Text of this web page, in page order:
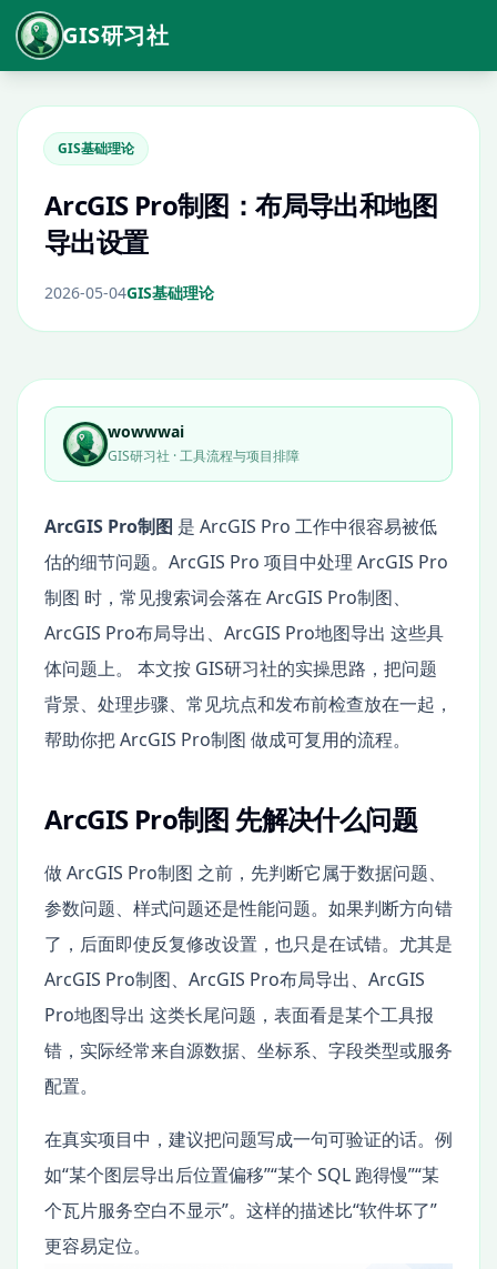
GIS研习社
GIS基础理论
ArcGIS Pro制图：布局导出和地图
导出设置
2026-05-04GIS基础理论
wowwwai
GIS研习社 · 工具流程与项目排障
ArcGIS Pro制图 是 ArcGIS Pro 工作中很容易被低
估的细节问题。ArcGIS Pro 项目中处理 ArcGIS Pro
制图 时，常见搜索词会落在 ArcGIS Pro制图、
ArcGIS Pro布局导出、ArcGIS Pro地图导出 这些具
体问题上。 本文按 GIS研习社的实操思路，把问题
背景、处理步骤、常见坑点和发布前检查放在一起，
帮助你把 ArcGIS Pro制图 做成可复用的流程。
ArcGIS Pro制图 先解决什么问题
做 ArcGIS Pro制图 之前，先判断它属于数据问题、
参数问题、样式问题还是性能问题。如果判断方向错
了，后面即使反复修改设置，也只是在试错。尤其是
ArcGIS Pro制图、ArcGIS Pro布局导出、ArcGIS
Pro地图导出 这类长尾问题，表面看是某个工具报
错，实际经常来自源数据、坐标系、字段类型或服务
配置。
在真实项目中，建议把问题写成一句可验证的话。例
如“某个图层导出后位置偏移”“某个 SQL 跑得慢”“某
个瓦片服务空白不显示”。这样的描述比“软件坏了”
更容易定位。